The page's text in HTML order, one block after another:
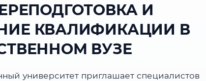
И
КВАЛИФИКАЦИИ В
ВУЗЕ
университет приглашает специалистов